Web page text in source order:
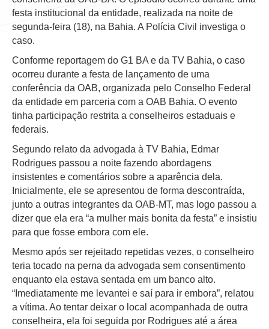
festa institucional da entidade, realizada na noite de
segunda-feira (18), na Bahia. A Polícia Civil investiga o
caso.
Conforme reportagem do G1 BA e da TV Bahia, o caso
ocorreu durante a festa de lançamento de uma
conferência da OAB, organizada pelo Conselho Federal
da entidade em parceria com a OAB Bahia. O evento
tinha participação restrita a conselheiros estaduais e
federais.
Segundo relato da advogada à TV Bahia, Edmar
Rodrigues passou a noite fazendo abordagens
insistentes e comentários sobre a aparência dela.
Inicialmente, ele se apresentou de forma descontraída,
junto a outras integrantes da OAB-MT, mas logo passou a
dizer que ela era “a mulher mais bonita da festa” e insistiu
para que fosse embora com ele.
Mesmo após ser rejeitado repetidas vezes, o conselheiro
teria tocado na perna da advogada sem consentimento
enquanto ela estava sentada em um banco alto.
“Imediatamente me levantei e saí para ir embora”, relatou
a vítima. Ao tentar deixar o local acompanhada de outra
conselheira, ela foi seguida por Rodrigues até a área